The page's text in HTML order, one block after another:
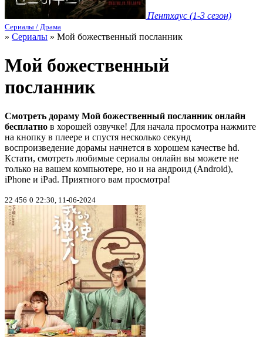
Пентхаус (1-3 сезон)
Сериалы / Драма
» Сериалы » Мой божественный посланник
Мой божественный
посланник
Смотреть дораму Мой божественный посланник онлайн
бесплатно в хорошей озвучке! Для начала просмотра нажмите
на кнопку в плеере и спустя несколько секунд
воспроизведение дорамы начнется в хорошем качестве hd.
Кстати, смотреть любимые сериалы онлайн вы можете не
только на вашем компьютере, но и на андроид (Android),
iPhone и iPad. Приятного вам просмотра!
22 456 0 22:30, 11-06-2024